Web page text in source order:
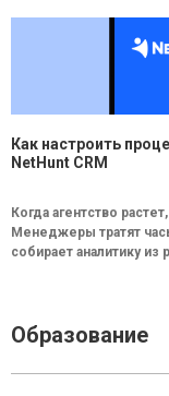
Как настроить
NetHunt CRM
Когда агентство
Менеджеры тратят
собирает аналитику из
Образование